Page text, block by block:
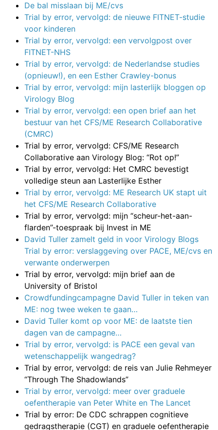
De bal misslaan bij ME/cvs
Trial by error, vervolgd: de nieuwe FITNET-studie
voor kinderen
Trial by error, vervolgd: een vervolgpost over
FITNET-NHS
Trial by error, vervolgd: de Nederlandse studies
(opnieuw!), en een Esther Crawley-bonus
Trial by error, vervolgd: mijn lasterlijk bloggen op
Virology Blog
Trial by error, vervolgd: een open brief aan het
bestuur van het CFS/ME Research Collaborative
(CMRC)
Trial by error, vervolgd: CFS/ME Research
Collaborative aan Virology Blog: “Rot op!”
Trial by error, vervolgd: Het CMRC bevestigt
volledige steun aan Lasterlijke Esther
Trial by error, vervolgd: ME Research UK stapt uit
het CFS/ME Research Collaborative
Trial by error, vervolgd: mijn “scheur-het-aan-
flarden”-toespraak bij Invest in ME
David Tuller zamelt geld in voor Virology Blogs
Trial by error: verslaggeving over PACE, ME/cvs en
verwante onderwerpen
Trial by error, vervolgd: mijn brief aan de
University of Bristol
Crowdfundingcampagne David Tuller in teken van
ME: nog twee weken te gaan…
David Tuller komt op voor ME: de laatste tien
dagen van de campagne…
Trial by error, vervolgd: is PACE een geval van
wetenschappelijk wangedrag?
Trial by error, vervolgd: de reis van Julie Rehmeyer
“Through The Shadowlands”
Trial by error, vervolgd: meer over graduele
oefentherapie van Peter White en The Lancet
Trial by error: De CDC schrappen cognitieve
gedragstherapie (CGT) en graduele oefentherapie